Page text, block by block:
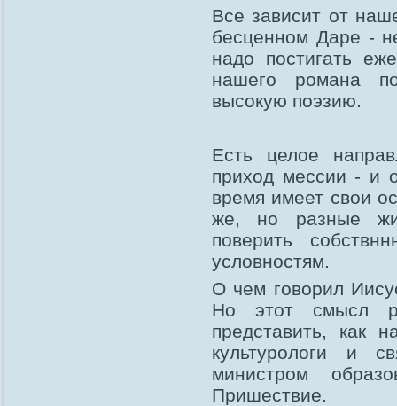
Все зависит от
бесценном Даре -
надо постигать
нашего романа
высокую поэзию.
Есть целое
приход мессии - и
время имеет свои
же, но разные
поверить
условностям.
О чем говорил
Но этот смысл
представить, как
культурологи и
министром
Пришествие.